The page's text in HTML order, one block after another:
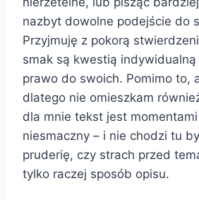
nazbyt dowolne podejście do
Przyjmuję z pokorą
smak są kwestią
prawo do swoich. Pomimo to,
dlatego nie omieszkam
dla mnie tekst jest
niesmaczny – i nie chodzi tu
pruderię, czy strach przed
tylko raczej sposób opisu.